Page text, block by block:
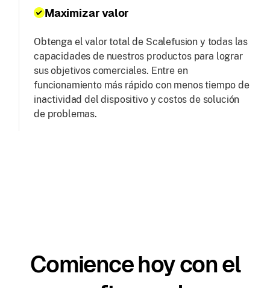
Maximizar valor
Obtenga el valor total de Scalefusion y todas las
capacidades de nuestros productos para lograr
sus objetivos comerciales. Entre en
funcionamiento más rápido con menos tiempo de
inactividad del dispositivo y costos de solución
de problemas.
Comience hoy con el